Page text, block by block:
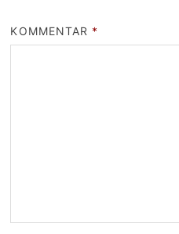
KOMMENTAR *